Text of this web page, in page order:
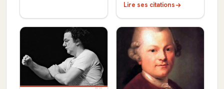
Lire ses citations